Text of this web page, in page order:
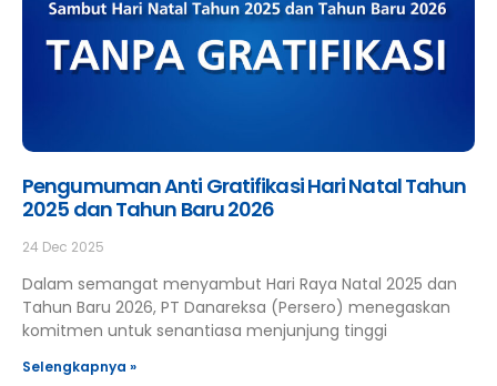
Pengumuman Anti Gratifikasi Hari Natal Tahun
2025 dan Tahun Baru 2026
24 Dec 2025
Dalam semangat menyambut Hari Raya Natal 2025 dan
Tahun Baru 2026, PT Danareksa (Persero) menegaskan
komitmen untuk senantiasa menjunjung tinggi
Selengkapnya »